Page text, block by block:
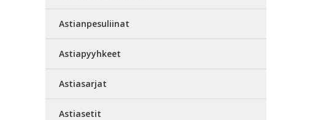
Astianpesuliinat
Astiapyyhkeet
Astiasarjat
Astiasetit